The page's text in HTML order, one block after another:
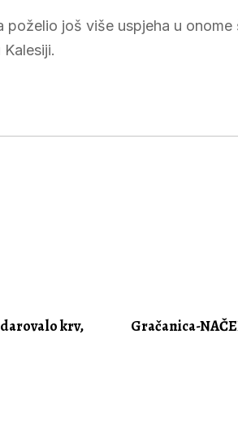
poželio još više uspjeha u
krv,
Gračanica-